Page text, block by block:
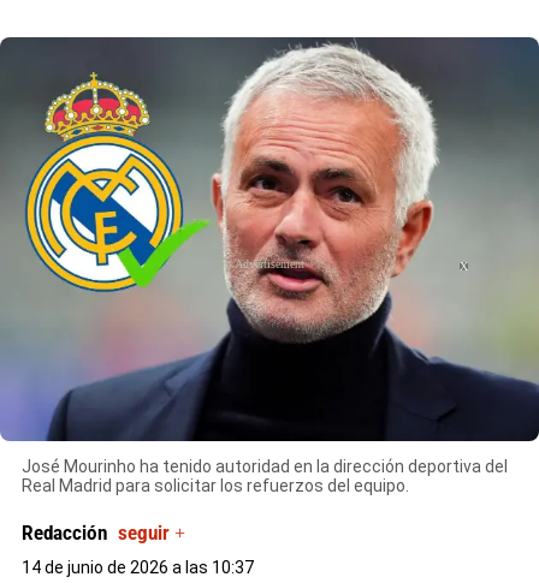
José Mourinho ha tenido autoridad en la dirección deportiva del
Real Madrid para solicitar los refuerzos del equipo.
X
Redacción seguir +
14 de junio de 2026 a las 10:37